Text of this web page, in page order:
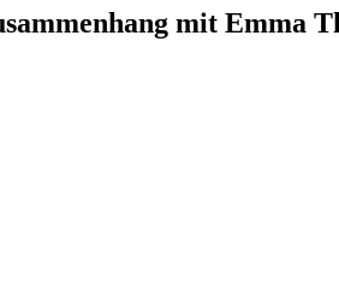
mit Emma